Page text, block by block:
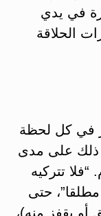
في يدي
الحلاقة
في كل لحظة
على مدى
تتركيه
حتى
أو يقفز منه)،